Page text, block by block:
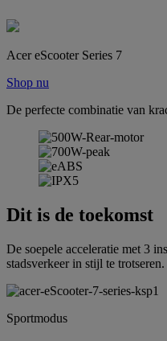
Acer eScooter Series 7
Shop nu
De perfecte combinatie van
Dit is de toekomst
De soepele acceleratie met 3
stadsverkeer in stijl te trotseren.
Sportmodus